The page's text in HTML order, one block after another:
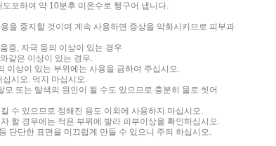
포하여 약 10분후 미온수로 헹구어 냅니다.
을 중지할 것이며 계속 사용하면 증상을 악화시키므로 피부과
, 자극 등의 이상이 있는 경우
같은 이상이 있는 경우.
이상이 있는 부위에는 사용을 금하여 주십시오.
시오. 먹지 마십시오.
또는 탈색의 원인이 될 수도 있으므로 충분히 물로 씻어
수 있으므로 정해진 용도 이외에 사용하지 마십시오.
할 경우에는 적은 부위에 발라 피부이상을 확인하십시오.
단단한 표면을 미끄럽게 만들 수 있으니 주의 하십시오.